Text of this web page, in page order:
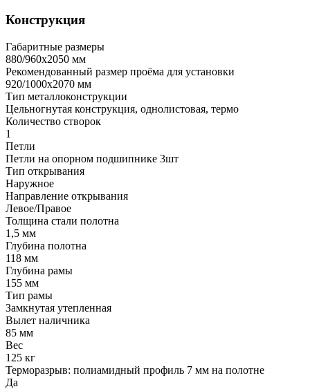
Конструкция
Габаритные размеры
880/960х2050 мм
Рекомендованный размер проёма для установки
920/1000х2070 мм
Тип металлоконструкции
Цельногнутая конструкция, однолистовая, термо
Количество створок
1
Петли
Петли на опорном подшипнике 3шт
Тип открывания
Наружное
Направление открывания
Левое/Правое
Толщина стали полотна
1,5 мм
Глубина полотна
118 мм
Глубина рамы
155 мм
Тип рамы
Замкнутая утепленная
Вылет наличника
85 мм
Вес
125 кг
Терморазрыв: полиамидный профиль 7 мм на полотне
Да